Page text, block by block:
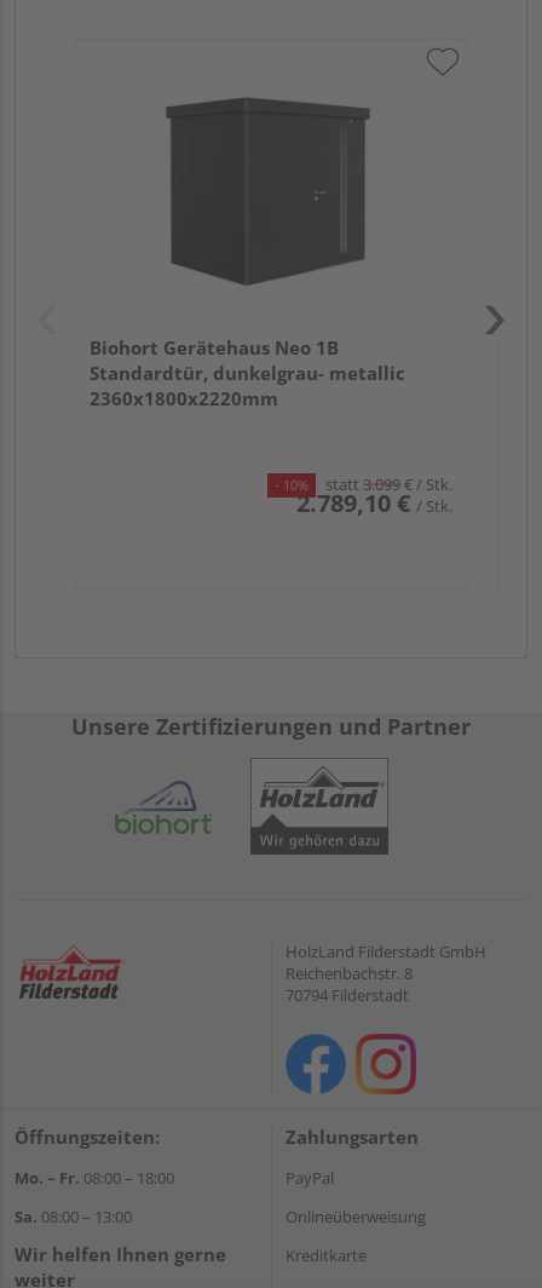
Biohort Gerätehaus Neo 1B
Standardtür, dunkelgrau- metallic
2360x1800x2220mm
- 10% statt 3.099€/ Stk.
2.789,10 € / Stk.
Unsere Zertifizierungen und Partner
HolzLand Filderstadt GmbH
Reichenbachstr. 8
70794 Filderstadt
Öffnungszeiten:
Mo. – Fr. 08:00 – 18:00
Sa. 08:00 – 13:00
Wir helfen Ihnen gerne
weiter
Zahlungsarten
PayPal
Onlineüberweisung
Kreditkarte